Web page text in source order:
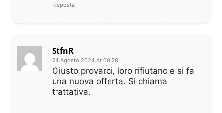
Risposta
StfnR
24 Agosto 2024 At 00:28
Giusto provarci, loro rifiutano e si fa
una nuova offerta. Si chiama
trattativa.